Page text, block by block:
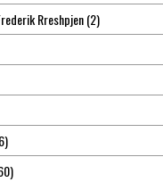
Rreshpjen(2)